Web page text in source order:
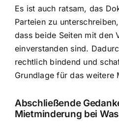
Es ist auch ratsam, das
Parteien zu
dass beide Seiten mit den
einverstanden sind.
rechtlich bindend und
Grundlage für das weitere
Abschließende
Mietminderung bei